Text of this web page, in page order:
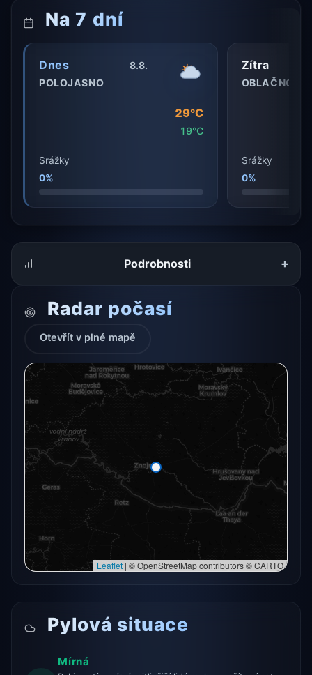
Na 7 dní
Dnes
8.8.
POLOJASNO
29°C
19°C
Srážky
0%
Zítra
OBLAČNO
Srážky
0%
Podrobnosti +
Radar počasí
Otevřít v plné mapě
Radarový snímek momentálně není dostupný.
Otevřít v plné mapě
Zkusit znovu
Otevřít v plné mapě →
Leaflet | © OpenStreetMap contributors © CARTO
Pylová situace
Mírná